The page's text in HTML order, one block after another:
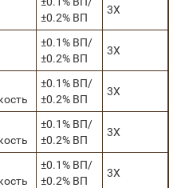
±0.2% ВП
3X
±0.1% ВП/
±0.2% ВП
3X
±0.1% ВП/
±0.2% ВП
3X
±0.1% ВП/
±0.2% ВП
3X
±0.1% ВП/
±0.2% ВП
3X